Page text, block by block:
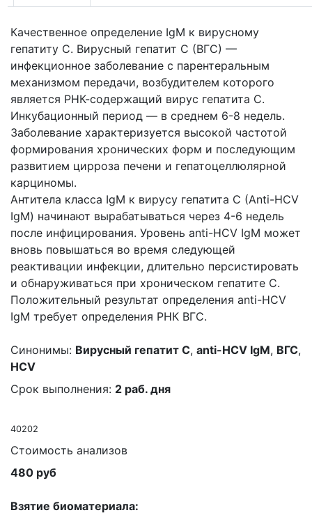
Качественное определение IgM к вирусному
гепатиту C. Вирусный гепатит С (ВГС) —
инфекционное заболевание с парентеральным
механизмом передачи, возбудителем которого
является РНК-содержащий вирус гепатита С.
Инкубационный период — в среднем 6-8 недель.
Заболевание характеризуется высокой частотой
формирования хронических форм и последующим
развитием цирроза печени и гепатоцеллюлярной
карциномы.
Антитела класса IgM к вирусу гепатита С (Anti-HCV
IgM) начинают вырабатываться через 4-6 недель
после инфицирования. Уровень anti-HCV IgM может
вновь повышаться во время следующей
реактивации инфекции, длительно персистировать
и обнаруживаться при хроническом гепатите С.
Положительный результат определения anti-HCV
IgM требует определения РНК ВГС.
Синонимы: Вирусный гепатит C, anti-HCV IgM, ВГС,
HCV
Срок выполнения: 2 раб. дня
40202
Стоимость анализов
480 руб
Взятие биоматериала: